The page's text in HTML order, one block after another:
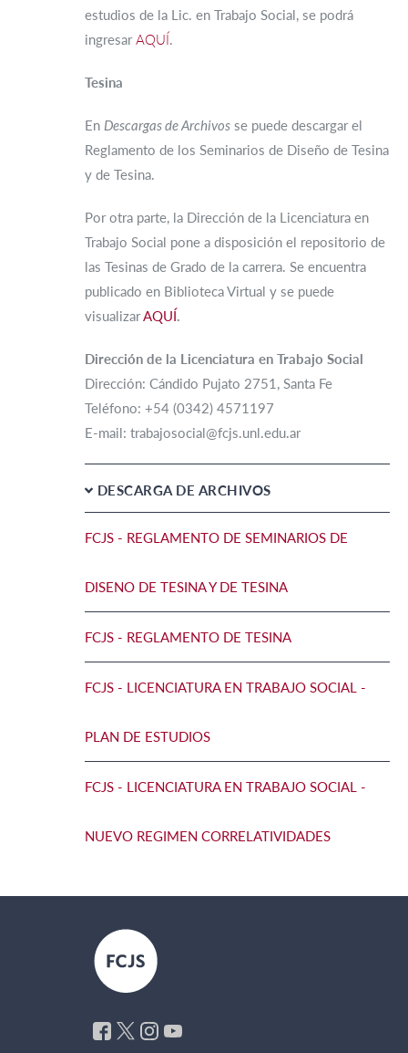
estudios de la Lic. en Trabajo Social, se podrá
ingresarAQUÍ.
Tesina
En Descargas de Archivos se puede descargar el
Reglamento de los Seminarios de Diseño de Tesina
y de Tesina.
Por otra parte, la Dirección de la Licenciatura en
Trabajo Social pone a disposición el repositorio de
las Tesinas de Grado de la carrera. Se encuentra
publicado en Biblioteca Virtual y se puede
visualizarAQUÍ.
Dirección de la Licenciatura en Trabajo Social
Dirección: Cándido Pujato 2751, Santa Fe
Teléfono: +54 (0342) 4571197
E-mail: trabajosocial@fcjs.unl.edu.ar
DESCARGA DE ARCHIVOS
FCJS - REGLAMENTO DE SEMINARIOS DE
DISENO DE TESINA Y DE TESINA
FCJS - REGLAMENTO DE TESINA
FCJS - LICENCIATURA EN TRABAJO SOCIAL -
PLAN DE ESTUDIOS
FCJS - LICENCIATURA EN TRABAJO SOCIAL -
NUEVO REGIMEN CORRELATIVIDADES